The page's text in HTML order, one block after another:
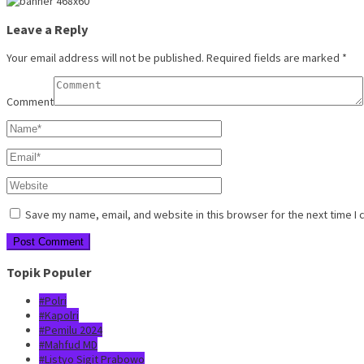
Leave a Reply
Your email address will not be published. Required fields are marked *
Comment
Save my name, email, and website in this browser for the next time I
Topik Populer
#Polri
#Kapolri
#Pemilu 2024
#Mahfud MD
#Listyo Sigit Prabowo